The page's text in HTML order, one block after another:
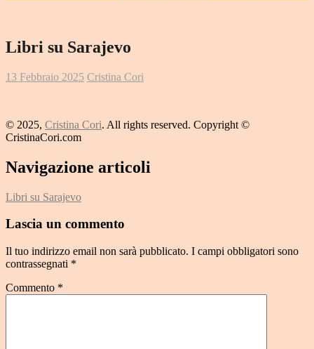
Libri su Sarajevo
13 Febbraio 2025 Cristina Cori
© 2025, Cristina Cori. All rights reserved. Copyright ©
CristinaCori.com
Navigazione articoli
Libri su Sarajevo
Lascia un commento
Il tuo indirizzo email non sarà pubblicato. I campi obbligatori sono
contrassegnati *
Commento *